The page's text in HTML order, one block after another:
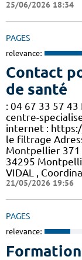
25/06/2026 18:34
PAGES
relevance:
Contact
de santé
: 04 67 33 57
centre-
internet :
le filtrage
Montpellier 371
34295
VIDAL ,
21/05/2026 19:56
PAGES
relevance: